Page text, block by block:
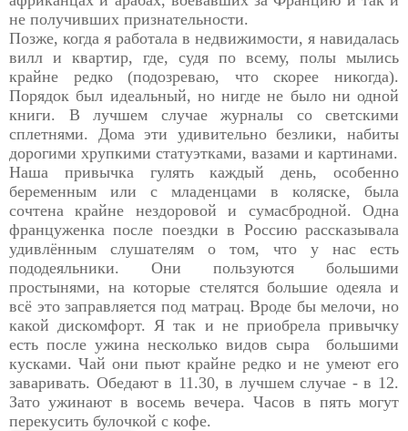
не получивших признательности.
Позже, когда я работала в недвижимости, я навидалась
вилл и квартир, где, судя по всему, полы мылись
крайне редко (подозреваю, что скорее никогда).
Порядок был идеальный, но нигде не было ни одной
книги. В лучшем случае журналы со светскими
сплетнями. Дома эти удивительно безлики, набиты
дорогими хрупкими статуэтками, вазами и картинами.
Наша привычка гулять каждый день, особенно
беременным или с младенцами в коляске, была
сочтена крайне нездоровой и сумасбродной. Одна
француженка после поездки в Россию рассказывала
удивлённым слушателям о том, что у нас есть
пододеяльники. Они пользуются большими
простынями, на которые стелятся большие одеяла и
всё это заправляется под матрац. Вроде бы мелочи, но
какой дискомфорт. Я так и не приобрела привычку
есть после ужина несколько видов сыра большими
кусками. Чай они пьют крайне редко и не умеют его
заваривать. Обедают в 11.30, в лучшем случае - в 12.
Зато ужинают в восемь вечера. Часов в пять могут
перекусить булочкой с кофе.